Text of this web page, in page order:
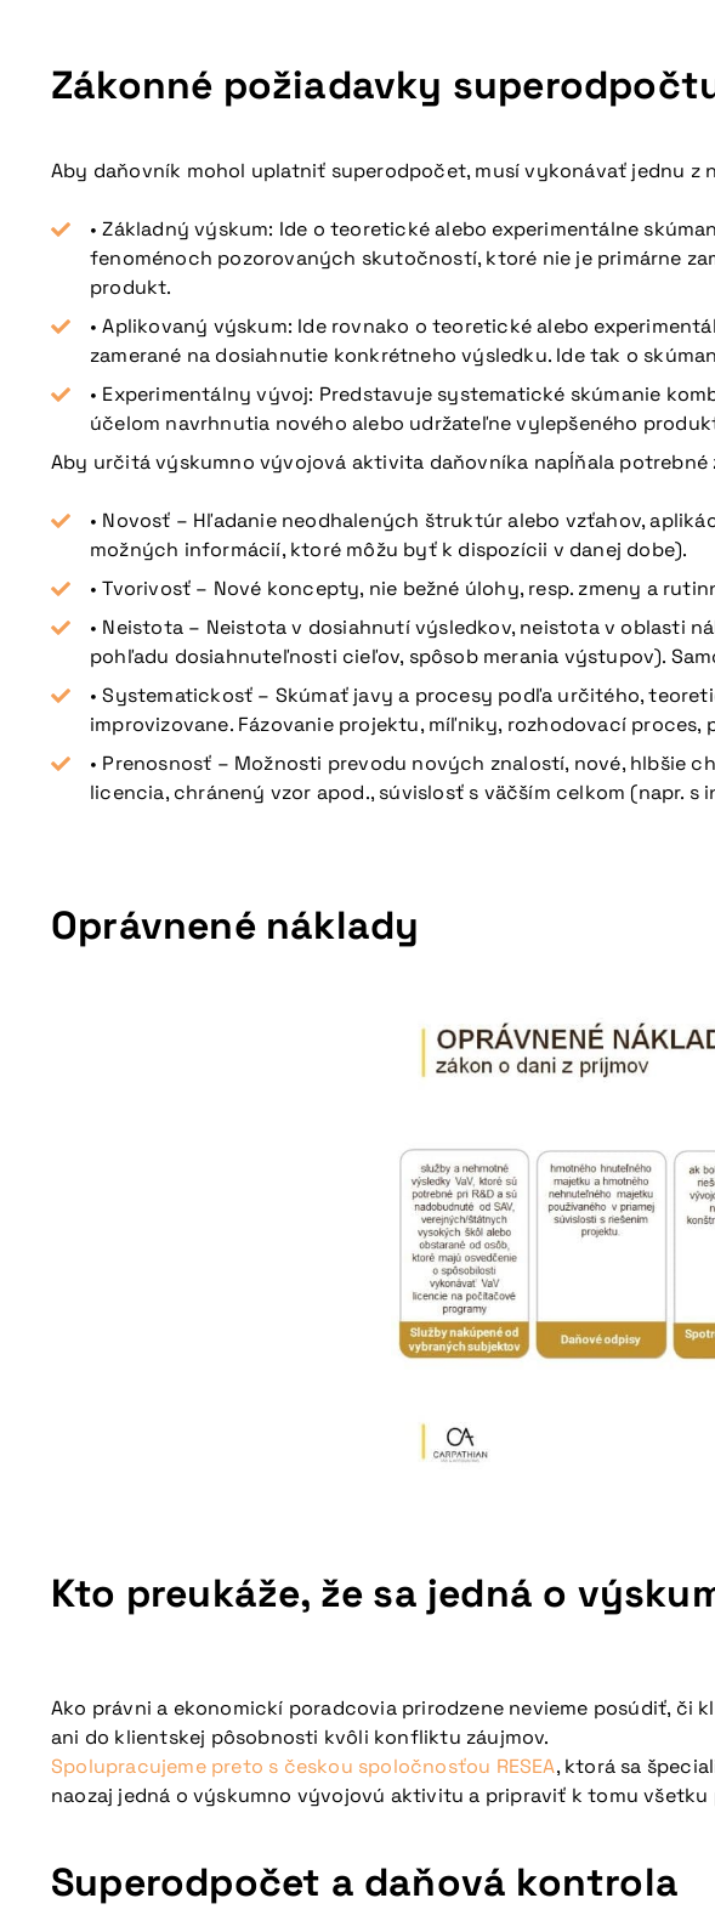
Zákonné požiadavky
Aby daňovník mohol uplatniť superodpočet, musí vykonávať jednu
• Základný výskum: Ide o teoretické alebo experimentálne
fenoménoch pozorovaných skutočností, ktoré nie je primárne
produkt.
• Aplikovaný výskum: Ide rovnako o teoretické alebo
zamerané na dosiahnutie konkrétneho výsledku. Ide tak o
• Experimentálny vývoj: Predstavuje systematické skúmanie
účelom navrhnutia nového alebo udržateľne vylepšeného
Aby určitá výskumno vývojová aktivita daňovníka napĺňala
• Novosť – Hľadanie neodhalených štruktúr alebo vzťahov,
možných informácií, ktoré môžu byť k dispozícii v danej dobe).
• Tvorivosť – Nové koncepty, nie bežné úlohy, resp. zmeny a
• Neistota – Neistota v dosiahnutí výsledkov, neistota v oblasti
pohľadu dosiahnuteľnosti cieľov, spôsob merania výstupov).
• Systematickosť – Skúmať javy a procesy podľa určitého,
improvizovane. Fázovanie projektu, míľniky, rozhodovací
• Prenosnosť – Možnosti prevodu nových znalostí, nové, hlbšie
licencia, chránený vzor apod., súvislosť s väčším celkom (napr. s
Oprávnené náklady
Kto preukáže, že sa jedná o
Ako právni a ekonomickí poradcovia prirodzene nevieme posúdiť,
ani do klientskej pôsobnosti kvôli konfliktu záujmov.
Spolupracujeme preto s českou spoločnosťou RESEA, ktorá sa
naozaj jedná o výskumno vývojovú aktivitu a pripraviť k tomu
Superodpočet a daňová kontrola
Viac informácií